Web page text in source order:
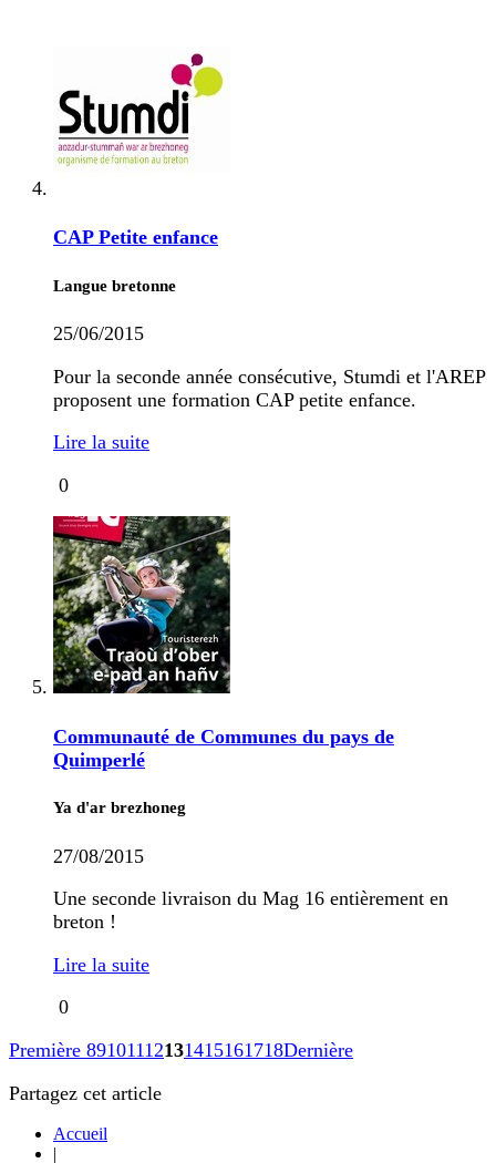
CAP Petite enfance
Langue bretonne
25/06/2015
Pour la seconde année consécutive, Stumdi et l'AREP
proposent une formation CAP petite enfance.
Lire la suite
0
Communauté de Communes du pays de
Quimperlé
Ya d'ar brezhoneg
27/08/2015
Une seconde livraison du Mag 16 entièrement en
breton !
Lire la suite
0
Première 89101112131415161718Dernière
Partagez cet article
Accueil
|